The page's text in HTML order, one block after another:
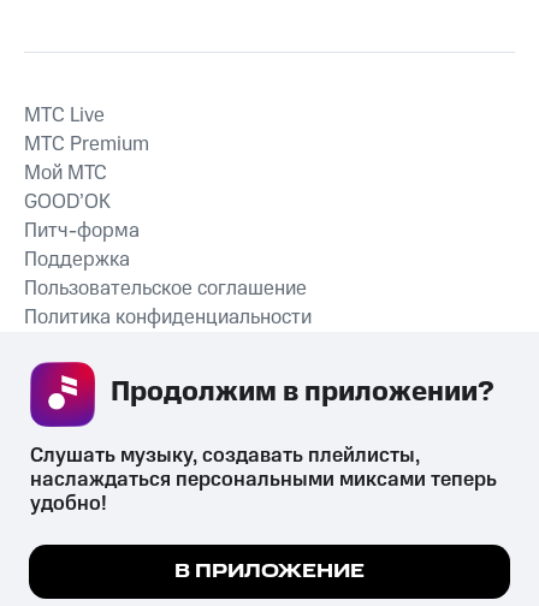
СКАЧАТЬ ПРИЛОЖЕНИЕ
MTС Live
MTС Premium
Мой МТС
GOOD’OK
Питч-форма
Поддержка
Пользовательское соглашение
Политика конфиденциальности
психотропных веществ, их аналогов причиняет вред здоровью,
их незаконный оборот запрещён и влечёт установленную
законодательством ответственность.
Мы используем куки, чтобы на сайте все
Подробнее
Слушать музыку, создавать плейлисты,
наслаждаться персональными миксами теперь
удобно!
В ПРИЛОЖЕНИЕ